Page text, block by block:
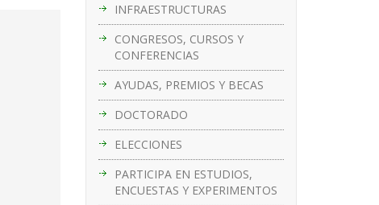
INFRAESTRUCTURAS
CONGRESOS, CURSOS Y
CONFERENCIAS
AYUDAS, PREMIOS Y BECAS
DOCTORADO
ELECCIONES
PARTICIPA EN ESTUDIOS,
ENCUESTAS Y EXPERIMENTOS